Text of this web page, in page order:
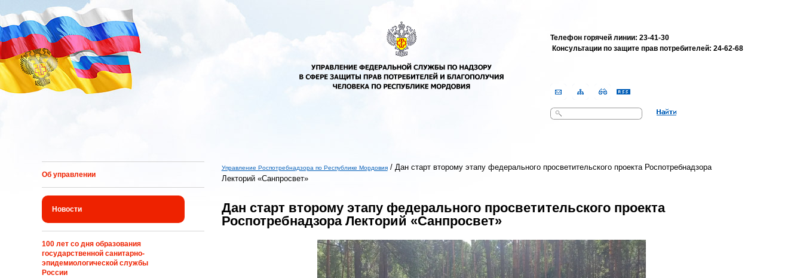
Перейти к основному содержанию
Телефон горячей линии: 23-41-30
Консультации по защите прав потребителей: 24-62-68
Форма поиска
Поиск
Об управлении
Новости
100 лет со дня образования
государственной санитарно-
эпидемиологической службы
России
Вы здесь
Управление Роспотребнадзора по Республике Мордовия / Дан старт второму этапу федерального просветительского проекта Роспотребнадзора
Лекторий «Санпросвет»
Дан старт второму этапу федерального просветительского проекта
Роспотребнадзора Лекторий «Санпросвет»